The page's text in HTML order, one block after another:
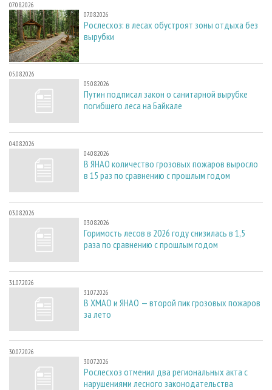
07.08.2026
07.08.2026
Рослесхоз: в лесах обустроят зоны отдыха без
вырубки
05.08.2026
05.08.2026
Путин подписал закон о санитарной вырубке
погибшего леса на Байкале
04.08.2026
04.08.2026
В ЯНАО количество грозовых пожаров выросло
в 15 раз по сравнению с прошлым годом
03.08.2026
03.08.2026
Горимость лесов в 2026 году снизилась в 1,5
раза по сравнению с прошлым годом
31.07.2026
31.07.2026
В ХМАО и ЯНАО — второй пик грозовых пожаров
за лето
30.07.2026
30.07.2026
Рослесхоз отменил два региональных акта с
нарушениями лесного законодательства